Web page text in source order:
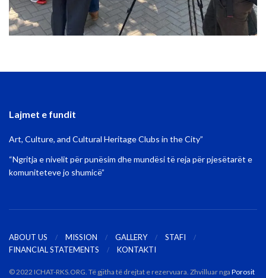
Lajmet e fundit
Art, Culture, and Cultural Heritage Clubs in the City”
“Ngritja e nivelit për punësim dhe mundësi të reja për pjesëtarët e
komuniteteve jo shumicë”
ABOUT US MISSION GALLERY
STAFI
FINANCIAL STATEMENTS
KONTAKTI
© 2022 ICHAT-RKS.ORG. Të gjitha të drejtat e rezervuara. Zhvilluar nga Porosit